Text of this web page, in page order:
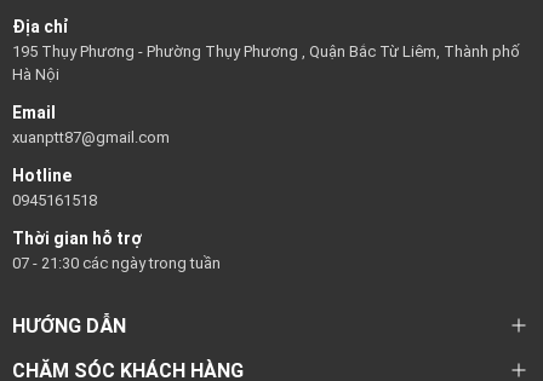
Địa chỉ
195 Thụy Phương - Phường Thụy Phương , Quận Bắc Từ Liêm, Thành phố
Hà Nội
Email
xuanptt87@gmail.com
Hotline
0945161518
Thời gian hỗ trợ
07 - 21:30 các ngày trong tuần
HƯỚNG DẪN
CHĂM SÓC KHÁCH HÀNG